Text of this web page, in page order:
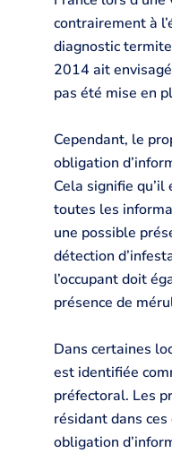
contrairement à
diagnostic
2014 ait
pas été mise en
Cependant, le
obligation
Cela signifie
toutes les
une possible
détection
l’occupant doit
présence de
Dans certaines
est identifiée
préfectoral. Les
résidant dans
obligation